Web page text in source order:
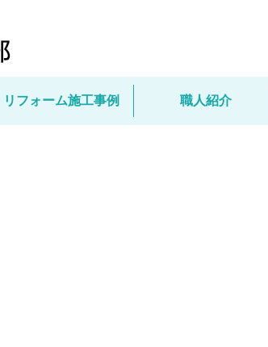
リフォーム施工事例 職人紹介